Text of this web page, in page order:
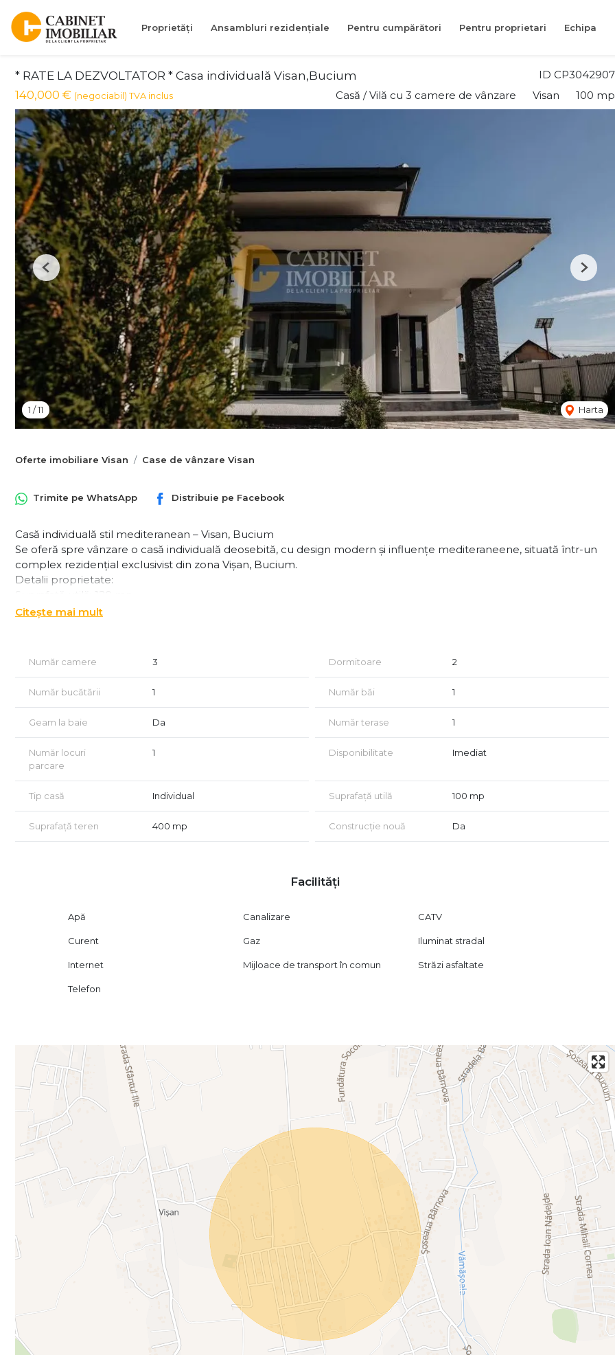
Proprietăți Ansambluri rezidențiale Pentru cumpărători Pentru proprietari Echipa
ID CP3042907
* RATE LA DEZVOLTATOR * Casa individuală Visan,Bucium
140,000 € (negociabil) TVA inclus Casă / Vilă cu 3 camere de vânzare Visan 100 mp
1 /11 Harta
Previous Next
Oferte imobiliare Visan Case de vânzare Visan
Trimite pe WhatsApp Distribuie pe Facebook
Casă individuală stil mediteranean – Visan, Bucium
Se oferă spre vânzare o casă individuală deosebită, cu design modern și influențe mediteraneene, situată într-un
complex rezidențial exclusivist din zona Vișan, Bucium.
Detalii proprietate:
Teren: 450 mp
Citește mai mult
Număr camere 3 Dormitoare 2
Număr bucătării 1 Număr băi 1
Geam la baie Da Număr terase 1
Număr locuri
parcare
1 Disponibilitate Imediat
Tip casă Individual Suprafață utilă 100 mp
Suprafață teren 400 mp Construcție nouă Da
Facilități
Apă Canalizare CATV
Curent Gaz Iluminat stradal
Internet Mijloace de transport în comun Străzi asfaltate
Telefon